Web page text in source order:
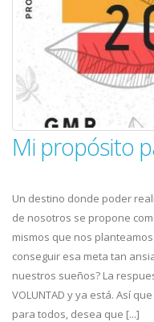
Mi propósito
Un destino donde poder
de nosotros se propone
mismos que nos planteamos
conseguir esa meta tan
nuestros sueños? La
VOLUNTAD y ya está. Así
para todos, desea que [...]